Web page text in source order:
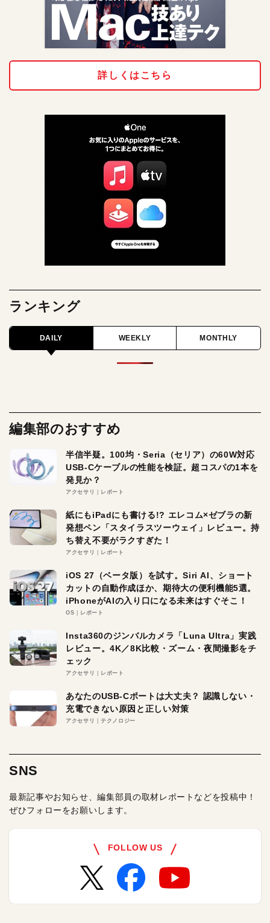
詳しくはこちら
ランキング
DAILY WEEKLY MONTHLY
編集部のおすすめ
半信半疑。100均・Seria（セリア）の60W対応
USB-Cケーブルの性能を検証。超コスパの1本を
発見か？
アクセサリ レポート
紙にもiPadにも書ける!? エレコム×ゼブラの新
発想ペン「スタイラスツーウェイ」レビュー。持
ち替え不要がラクすぎた！
アクセサリ レポート
iOS 27（ベータ版）を試す。Siri AI、ショート
カットの自動作成ほか、期待大の便利機能5選。
iPhoneがAIの入り口になる未来はすぐそこ！
OS レポート
Insta360のジンバルカメラ「Luna Ultra」実践
レビュー。4K／8K比較・ズーム・夜間撮影をチ
ェック
アクセサリ レポート
あなたのUSB-Cポートは大丈夫？ 認識しない・
充電できない原因と正しい対策
アクセサリ テクノロジー
SNS
最新記事やお知らせ、編集部員の取材レポートなどを投稿中！
ぜひフォローをお願いします。
FOLLOW US